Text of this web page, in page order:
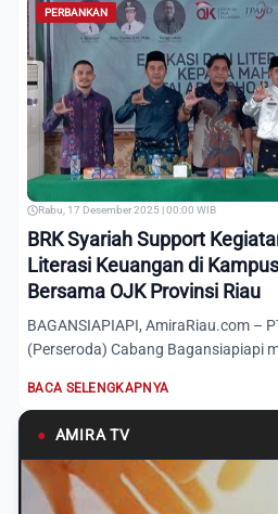
PERBANKAN
Rabu, 17 Desember 2025 | 00:00 WIB
BRK Syariah Support
Literasi Keuangan di
Bersama OJK Provinsi Riau
BAGANSIAPIAPI, AmiraRiau.com –
(Perseroda) Cabang Bagansiapiapi
BACA SELENGKAPNYA
● AMIRA TV